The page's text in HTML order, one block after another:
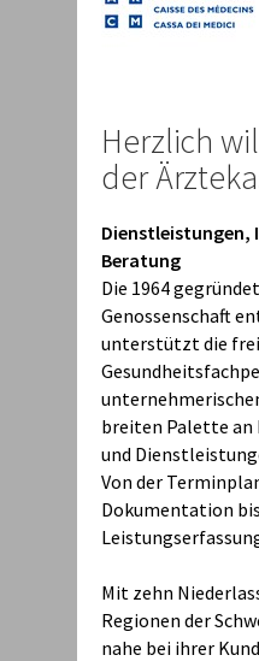
Herzlich
der
Beratung
Die 1964
Genossenschaft
unterstützt die
breiten Palette
und
Von der
Dokumentation
Mit zehn
Regionen der
nahe bei ihrer